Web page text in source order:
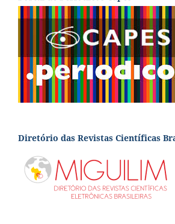
Diretório das Revistas Científicas